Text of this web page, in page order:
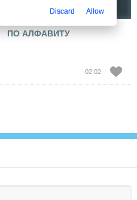
ПО АЛФАВИТУ
02:02
Discard Allow